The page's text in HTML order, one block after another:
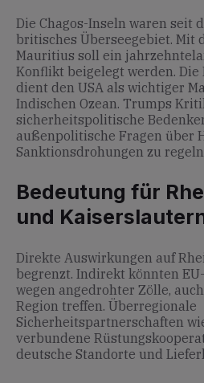
Die Chagos-Inseln waren seit
britisches Überseegebiet. Mit
Mauritius soll ein
Konflikt beigelegt werden. Die
dient den USA als wichtiger
Indischen Ozean. Trumps
sicherheitspolitische
außenpolitische Fragen über
Sanktionsdrohungen zu
Bedeutung für
und
Direkte Auswirkungen auf
begrenzt. Indirekt könnten
wegen angedrohter Zölle,
Region treffen. Überregionale
Sicherheitspartnerschaften
verbundene
deutsche Standorte und